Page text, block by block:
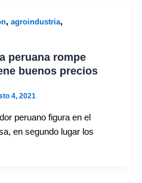
, agroindustria,
peruana rompe
buenos precios
4, 2021
peruano figura en el
en segundo lugar los